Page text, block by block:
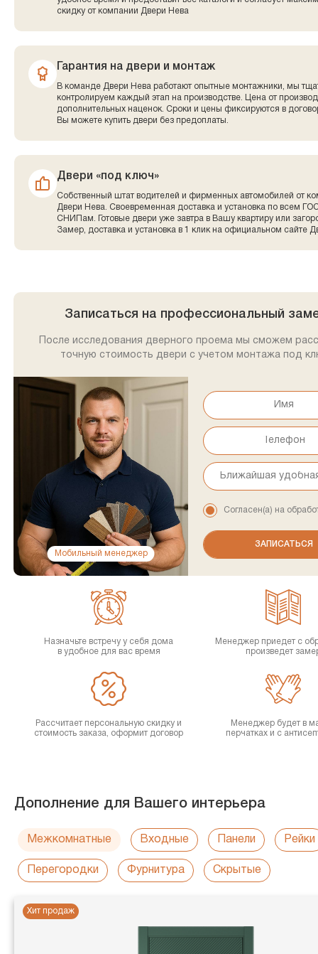
скидку от компании Двери Нева
Гарантия на двери и монтаж
В команде Двери Нева работают опытные монтажники, мы
контролируем каждый этап на производстве. Цена от
дополнительных наценок. Сроки и цены фиксируются в
Вы можете купить двери без предоплаты.
Двери «под ключ»
Собственный штат водителей и фирменных автомобилей от
Двери Нева. Своевременная доставка и установка по всем
СНИПам. Готовые двери уже завтра в Вашу квартиру или
Замер, доставка и установка в 1 клик на официальном сайте
Записаться на профессиональный
После исследования дверного проема мы сможем
точную стоимость двери с учетом монтажа под
Мобильный менеджер
Согласен(а) на
Назначьте встречу у себя дома
в удобное для вас время
Менеджер приедет с
произведет
Рассчитает персональную скидку и
стоимость заказа, оформит договор
Менеджер будет в
перчатках и с
Дополнение для Вашего интерьера
Межкомнатные Входные Панели Рейки
Перегородки Фурнитура Скрытые
Хит продаж